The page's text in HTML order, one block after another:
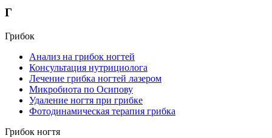
Г
Грибок
Анализ на грибок ногтей
Консультация нутрициолога
Лечение грибка ногтей лазером
Микробиота по Осипову
Удаление ногтя при грибке
Фотодинамическая терапия грибка
Грибок ногтя